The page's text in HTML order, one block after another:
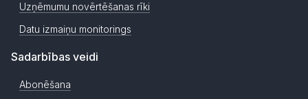
Uzņēmumu novērtēšanas rīki
Datu izmaiņu monitorings
Sadarbības veidi
Abonēšana